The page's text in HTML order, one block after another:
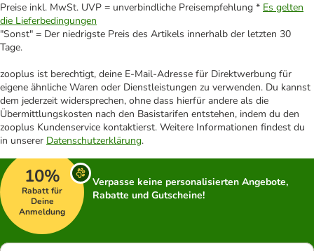
Preise inkl. MwSt. UVP = unverbindliche Preisempfehlung * Es gelten
die Lieferbedingungen
"Sonst" = Der niedrigste Preis des Artikels innerhalb der letzten 30
Tage.
zooplus ist berechtigt, deine E-Mail-Adresse für Direktwerbung für
eigene ähnliche Waren oder Dienstleistungen zu verwenden. Du kannst
dem jederzeit widersprechen, ohne dass hierfür andere als die
Übermittlungskosten nach den Basistarifen entstehen, indem du den
zooplus Kundenservice kontaktierst. Weitere Informationen findest du
in unserer Datenschutzerklärung.
10%
Rabatt für
Deine
Anmeldung
Verpasse keine personalisierten Angebote,
Rabatte und Gutscheine!